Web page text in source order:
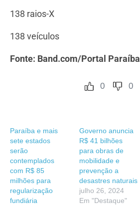
138 raios-X
138 veículos
Fonte: Band.com/Portal Paraíba
0 0
Paraíba e mais
sete estados
serão
contemplados
com R$ 85
milhões para
regularização
fundiária
Governo anuncia
R$ 41 bilhões
para obras de
mobilidade e
prevenção a
desastres naturais
julho 26, 2024
Em "Destaque"